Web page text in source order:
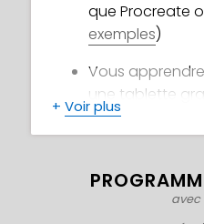
que Procreate
exemples)
Vous
une tablette
Une expérience
+ Voir plus
avec